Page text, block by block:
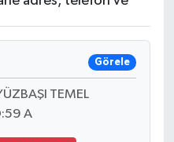
Görele
TEMEL
A